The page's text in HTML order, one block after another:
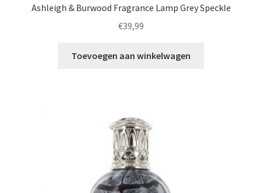
Ashleigh & Burwood Fragrance Lamp Grey Speckle
€39,99
Toevoegen aan winkelwagen